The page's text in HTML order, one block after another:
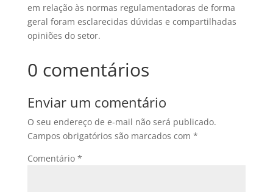
em relação às normas regulamentadoras de forma
geral foram esclarecidas dúvidas e compartilhadas
opiniões do setor.
0 comentários
Enviar um comentário
O seu endereço de e-mail não será publicado.
Campos obrigatórios são marcados com *
Comentário *